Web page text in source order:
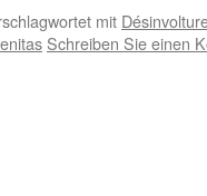
mit
Schreiben Sie einen